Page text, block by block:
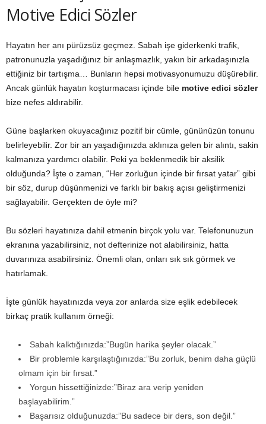
Motive Edici Sözler
Hayatın her anı pürüzsüz geçmez. Sabah işe giderkenki trafik,
patronunuzla yaşadığınız bir anlaşmazlık, yakın bir arkadaşınızla
ettiğiniz bir tartışma… Bunların hepsi motivasyonumuzu düşürebilir.
Ancak günlük hayatın koşturmacası içinde bile motive edici sözler
bize nefes aldırabilir.
Güne başlarken okuyacağınız pozitif bir cümle, gününüzün tonunu
belirleyebilir. Zor bir an yaşadığınızda aklınıza gelen bir alıntı, sakin
kalmanıza yardımcı olabilir. Peki ya beklenmedik bir aksilik
olduğunda? İşte o zaman, “Her zorluğun içinde bir fırsat yatar” gibi
bir söz, durup düşünmenizi ve farklı bir bakış açısı geliştirmenizi
sağlayabilir. Gerçekten de öyle mi?
Bu sözleri hayatınıza dahil etmenin birçok yolu var. Telefonunuzun
ekranına yazabilirsiniz, not defterinize not alabilirsiniz, hatta
duvarınıza asabilirsiniz. Önemli olan, onları sık sık görmek ve
hatırlamak.
İşte günlük hayatınızda veya zor anlarda size eşlik edebilecek
birkaç pratik kullanım örneği:
Sabah kalktığınızda:”Bugün harika şeyler olacak.”
Bir problemle karşılaştığınızda:”Bu zorluk, benim daha güçlü
olmam için bir fırsat.”
Yorgun hissettiğinizde:”Biraz ara verip yeniden
başlayabilirim.”
Başarısız olduğunuzda:”Bu sadece bir ders, son değil.”